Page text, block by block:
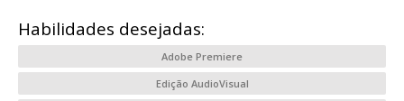
Habilidades desejadas:
Adobe Premiere
Edição AudioVisual